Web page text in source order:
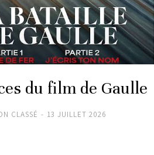
du film de Gaulle
CLASSÉ 13 JUILLET 2026